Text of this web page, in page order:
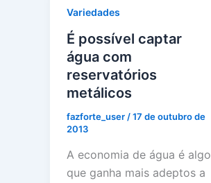
Variedades
É possível captar
água com
reservatórios
metálicos
fazforte_user /17 de outubro de
2013
A economia de água é algo
que ganha mais adeptos a